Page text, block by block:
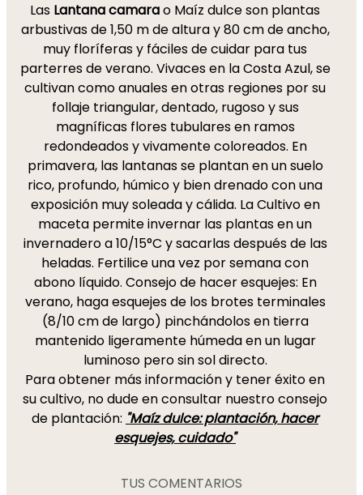
Las Lantana camarao Maíz dulce son plantas
arbustivas de 1,50 m de altura y 80 cm de ancho,
muy floríferas y fáciles de cuidar para tus
parterres de verano. Vivaces en la Costa Azul, se
cultivan como anuales en otras regiones por su
follaje triangular, dentado, rugoso y sus
magníficas flores tubulares en ramos
redondeados y vivamente coloreados. En
primavera, las lantanas se plantan en un suelo
rico, profundo, húmico y bien drenado con una
exposición muy soleada y cálida. La Cultivo en
maceta permite invernar las plantas en un
invernadero a 10/15°C y sacarlas después de las
heladas. Fertilice una vez por semana con
abono líquido. Consejo de hacer esquejes: En
verano, haga esquejes de los brotes terminales
(8/10 cm de largo) pinchándolos en tierra
mantenido ligeramente húmeda en un lugar
luminoso pero sin sol directo.
Para obtener más información y tener éxito en
su cultivo, no dude en consultar nuestro consejo
de plantación: "Maíz dulce: plantación, hacer
esquejes, cuidado"
TUS COMENTARIOS